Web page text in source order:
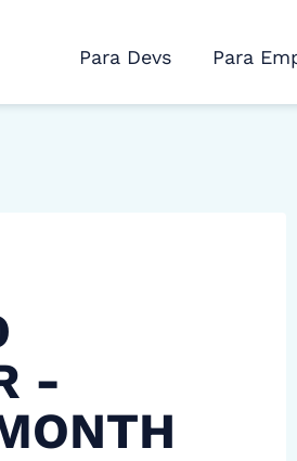
Para Devs Para
-